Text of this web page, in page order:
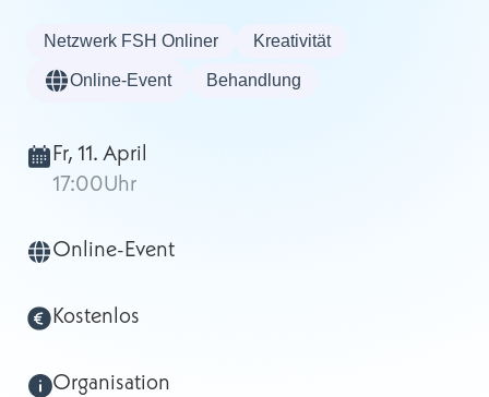
Netzwerk FSH Onliner Kreativität
Online-Event Behandlung
Fr, 11. April
17:00Uhr
Online-Event
Kostenlos
Organisation